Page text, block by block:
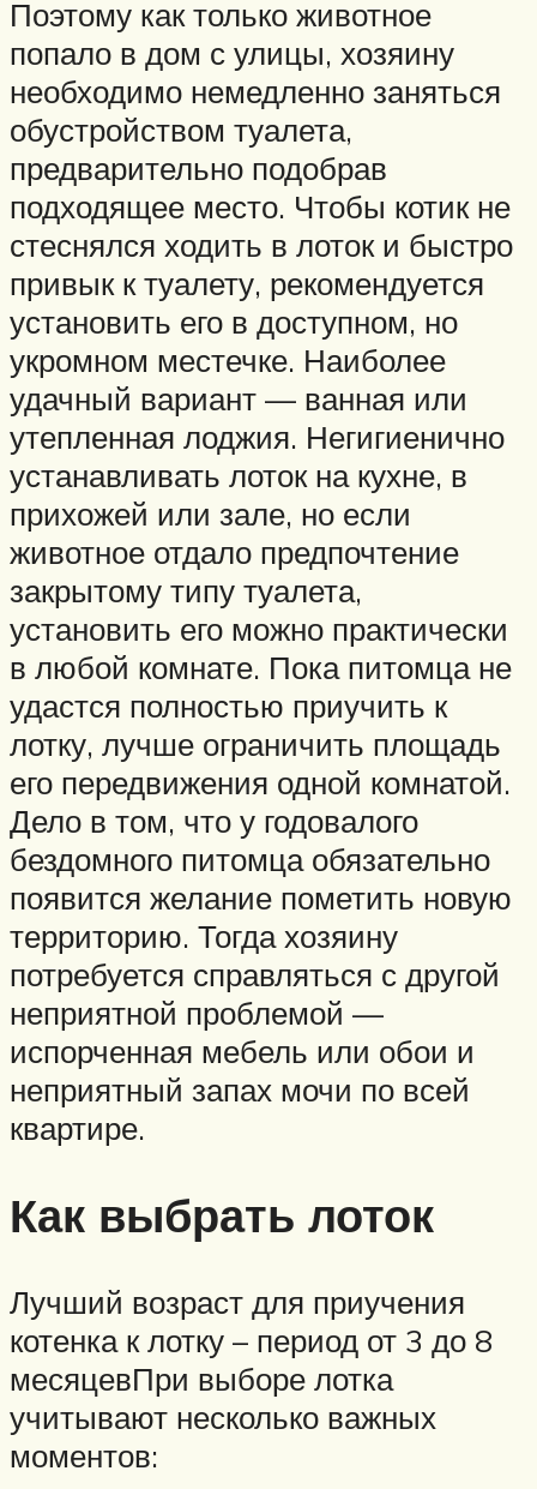
Поэтому как только животное
попало в дом с улицы, хозяину
необходимо немедленно заняться
обустройством туалета,
предварительно подобрав
подходящее место. Чтобы котик не
стеснялся ходить в лоток и быстро
привык к туалету, рекомендуется
установить его в доступном, но
укромном местечке. Наиболее
удачный вариант — ванная или
утепленная лоджия. Негигиенично
устанавливать лоток на кухне, в
прихожей или зале, но если
животное отдало предпочтение
закрытому типу туалета,
установить его можно практически
в любой комнате. Пока питомца не
удастся полностью приучить к
лотку, лучше ограничить площадь
его передвижения одной комнатой.
Дело в том, что у годовалого
бездомного питомца обязательно
появится желание пометить новую
территорию. Тогда хозяину
потребуется справляться с другой
неприятной проблемой —
испорченная мебель или обои и
неприятный запах мочи по всей
квартире.
Как выбрать лоток
Лучший возраст для приучения
котенка к лотку – период от 3 до 8
месяцевПри выборе лотка
учитывают несколько важных
моментов: